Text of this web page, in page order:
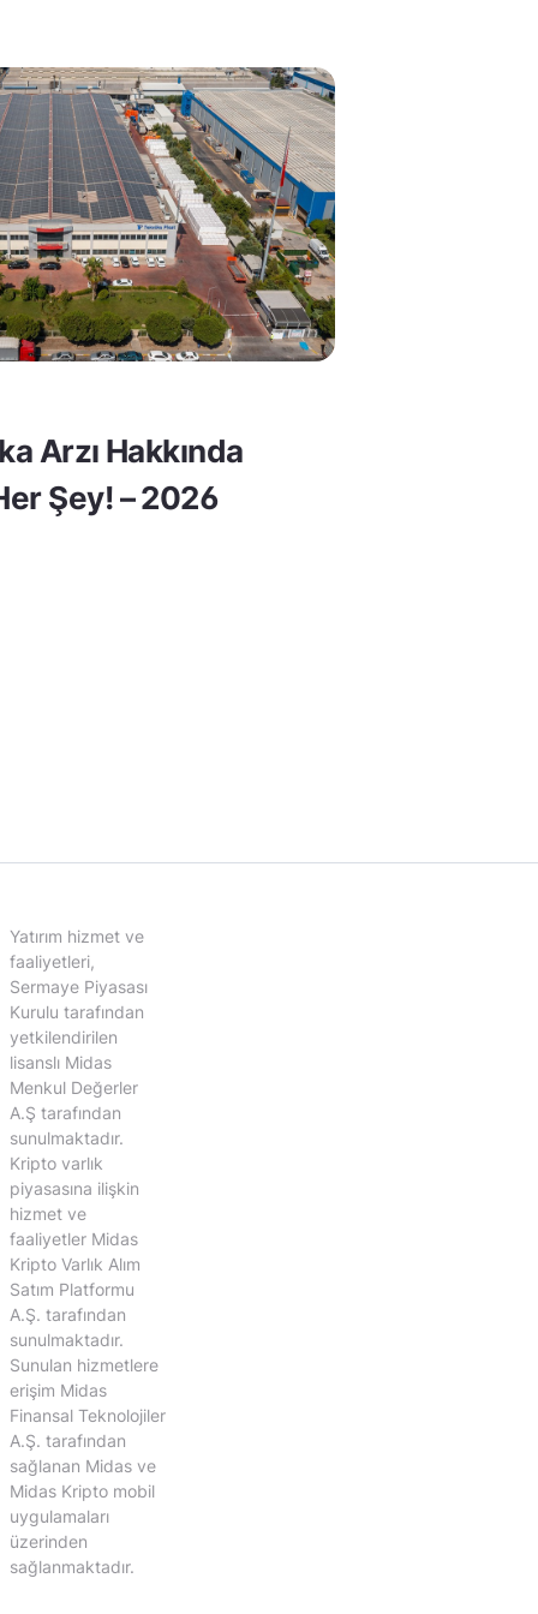
Arzı Hakkında
Şey! – 2026
Yatırım hizmet ve
faaliyetleri,
Sermaye Piyasası
Kurulu tarafından
yetkilendirilen
lisanslı Midas
Menkul Değerler
A.Ş tarafından
sunulmaktadır.
Kripto varlık
piyasasına ilişkin
hizmet ve
faaliyetler Midas
Kripto Varlık Alım
Satım Platformu
A.Ş. tarafından
sunulmaktadır.
Sunulan hizmetlere
erişim Midas
Finansal Teknolojiler
A.Ş. tarafından
sağlanan Midas ve
Midas Kripto mobil
uygulamaları
üzerinden
sağlanmaktadır.